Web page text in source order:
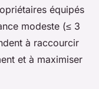
équipés
modeste (≤ 3
à raccourcir
et à maximiser